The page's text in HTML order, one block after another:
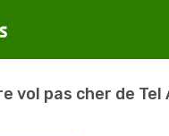
vol pas cher de